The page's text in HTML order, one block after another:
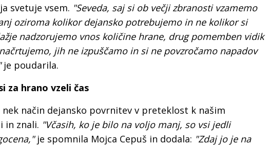
svetuje vsem. "Seveda, saj si ob večji zbranosti vzamemo
oziroma kolikor dejansko potrebujemo in ne kolikor si
nadzorujemo vnos količine hrane, drug pomemben vidik
jih ne izpuščamo in si ne povzročamo napadov
je poudarila.
za hrano vzeli čas
način dejansko povrnitev v preteklost k našim
in znali. "Včasih, ko je bilo na voljo manj, so vsi jedli
je spomnila Mojca Cepuš in dodala: "Zdaj jo je na